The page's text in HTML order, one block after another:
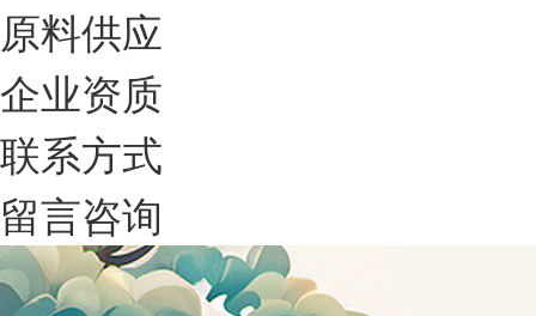
原料供应
企业资质
联系方式
留言咨询